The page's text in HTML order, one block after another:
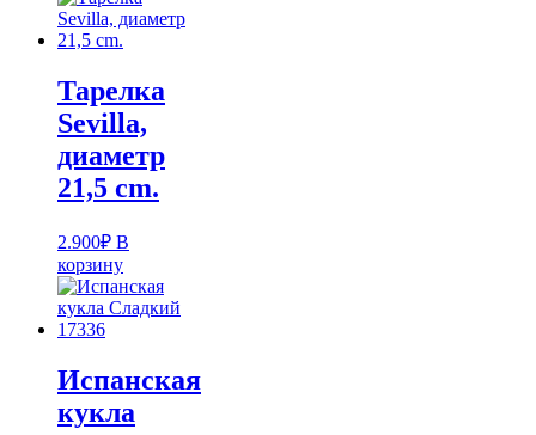
Тарелка
Sevilla,
диаметр
21,5 cm.
2.900₽ В
корзину
Испанская
кукла